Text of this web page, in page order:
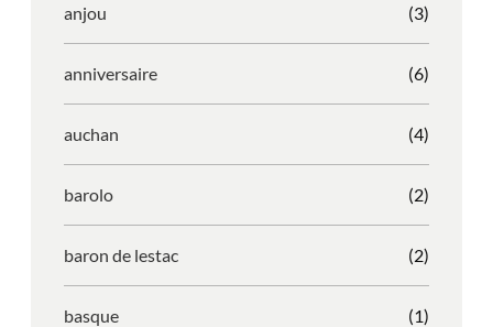
anjou (3)
anniversaire (6)
auchan (4)
barolo (2)
baron de lestac (2)
basque (1)